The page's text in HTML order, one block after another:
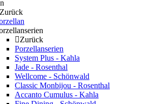
Zurück
Zurück
Porzellanserien
System Plus - Kahla
Jade - Rosenthal
Wellcome - Schönwald
Classic Monbijou - Rosenthal
Accanto Cumulus - Kahla